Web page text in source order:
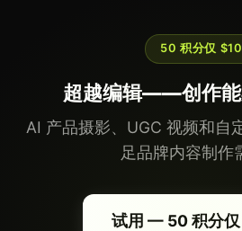
50 积分仅 $10
超越编辑——创作能
AI 产品摄影、UGC 视频和自
足品牌内容制作
试用 — 50 积分